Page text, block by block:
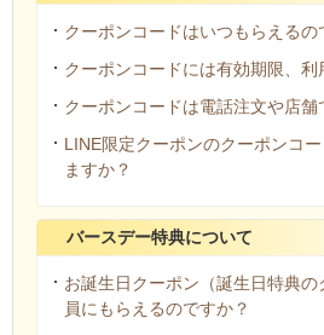
クーポンコードはいつもらえるの
クーポンコードには有効期限、利
クーポンコードは電話注文や店舗
LINE限定クーポンのクーポンコ
ますか？
バースデー特典について
お誕生日クーポン（誕生日特典
員にもらえるのですか？